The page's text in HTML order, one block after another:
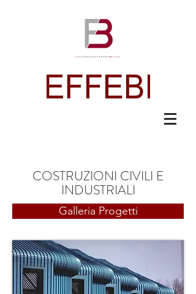
COSTRUZIONI CIVILI E
INDUSTRIALI
Galleria Progetti